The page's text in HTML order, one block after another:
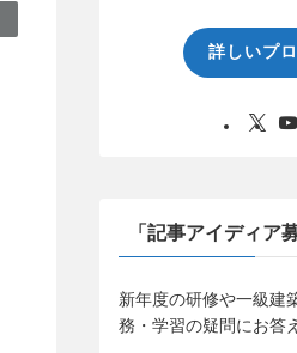
詳しいプ
「記事アイディア
新年度の研修や一級建
務・学習の疑問にお答